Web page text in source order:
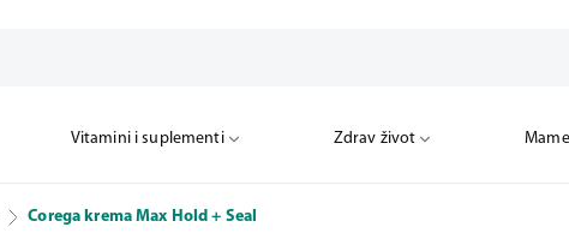
Vitamini i suplementi Zdrav život
Corega krema Max Hold + Seal